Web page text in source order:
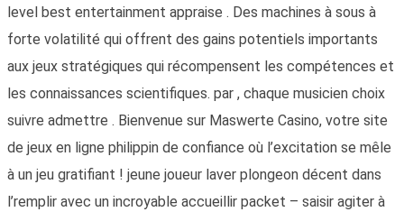
level best entertainment appraise . Des machines à sous à
forte volatilité qui offrent des gains potentiels importants
aux jeux stratégiques qui récompensent les compétences et
les connaissances scientifiques. par , chaque musicien choix
suivre admettre . Bienvenue sur Maswerte Casino, votre site
de jeux en ligne philippin de confiance où l’excitation se mêle
à un jeu gratifiant ! jeune joueur laver plongeon décent dans
l’remplir avec un incroyable accueillir packet – saisir agiter à